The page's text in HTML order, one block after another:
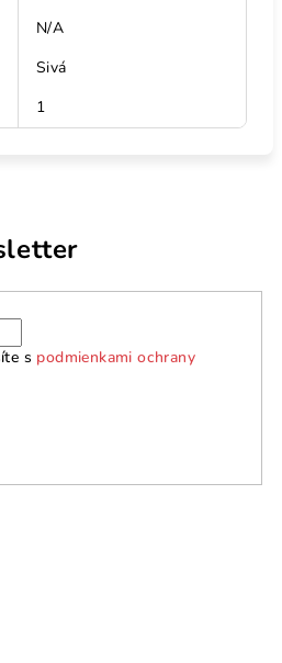
N/A
Sivá
1
s podmienkami ochrany